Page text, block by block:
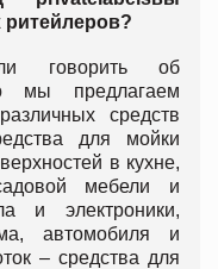
ритейлеров?
говорить об
мы предлагаем
средств
для мойки
в кухне,
мебели и
и электроники,
автомобиля и
– средства для